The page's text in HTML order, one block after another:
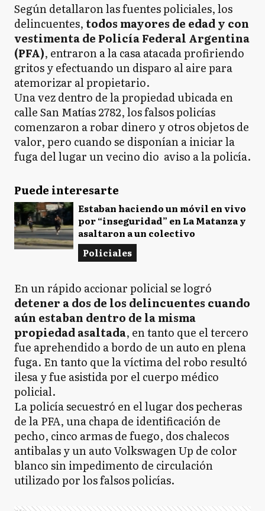
Según detallaron las fuentes policiales, los
delincuentes, todos mayores de edad y con
vestimenta de Policía Federal Argentina
(PFA), entraron a la casa atacada profiriendo
gritos y efectuando un disparo al aire para
atemorizar al propietario.
Una vez dentro de la propiedad ubicada en
calle San Matías 2782, los falsos policías
comenzaron a robar dinero y otros objetos de
valor, pero cuando se disponían a iniciar la
fuga del lugar un vecino dio aviso a la policía.
Puede interesarte
Estaban haciendo un móvil en vivo
por “inseguridad” en La Matanza y
asaltaron a un colectivo
Policiales
En un rápido accionar policial se logró
detener a dos de los delincuentes cuando
aún estaban dentro de la misma
propiedad asaltada, en tanto que el tercero
fue aprehendido a bordo de un auto en plena
fuga. En tanto que la víctima del robo resultó
ilesa y fue asistida por el cuerpo médico
policial.
La policía secuestró en el lugar dos pecheras
de la PFA, una chapa de identificación de
pecho, cinco armas de fuego, dos chalecos
antibalas y un auto Volkswagen Up de color
blanco sin impedimento de circulación
utilizado por los falsos policías.